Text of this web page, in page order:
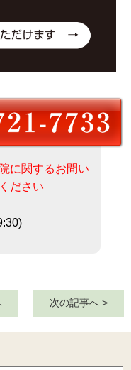
に関するお問い
ださい
次の記事へ >